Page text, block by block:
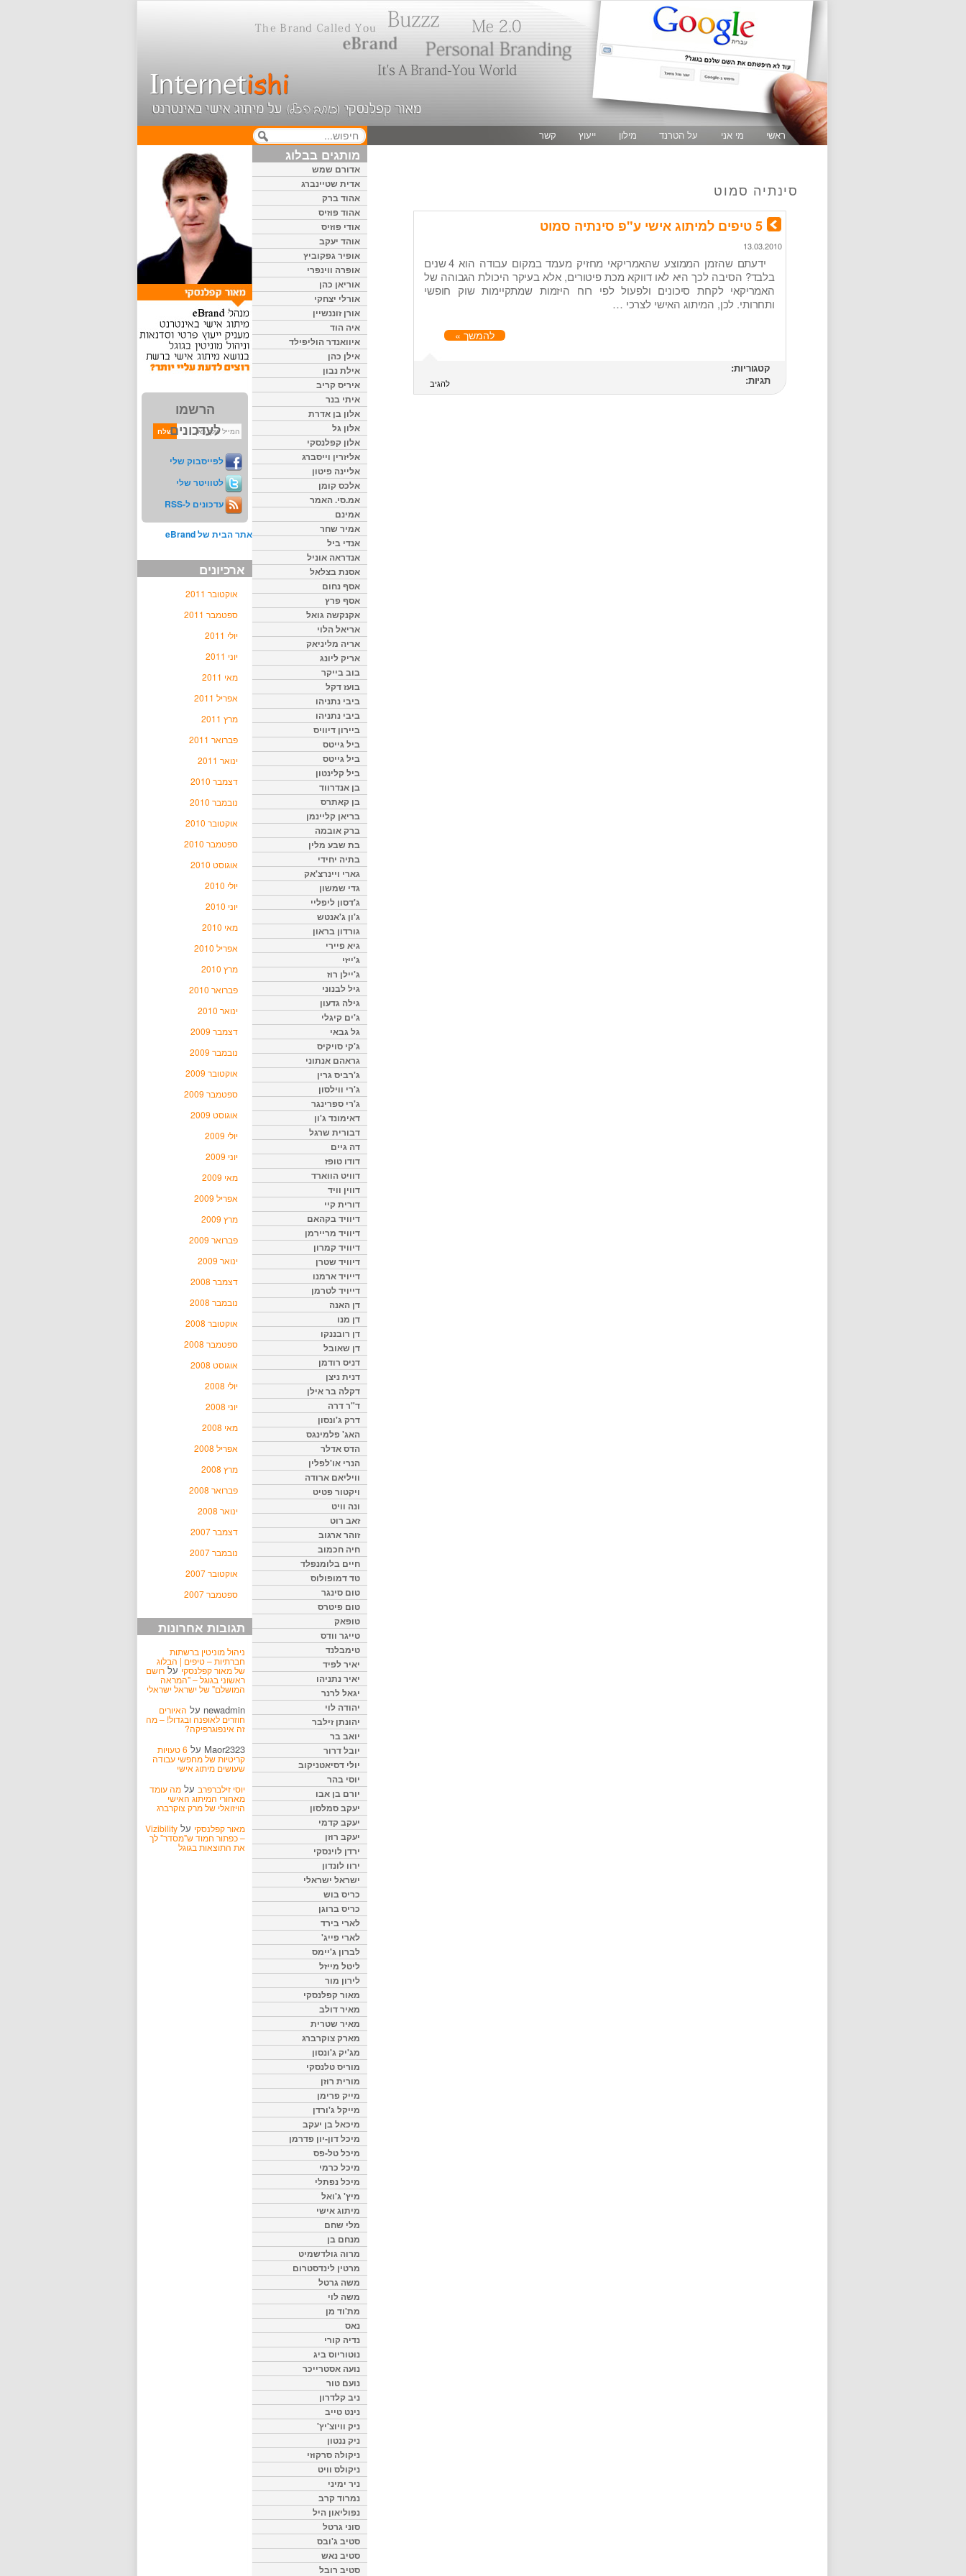
ראשי מי אני על הטרנד מילון ייעוץ קשר
סינתיה סמוט
5 טיפים למיתוג אישי ע"פ סינתיה סמוט
13.03.2010
ידעתם שהזמן הממוצע שהאמריקאי מחזיק מעמד במקום עבודה הוא 4 שנים
בלבד? הסיבה לכך היא לאו דווקא מכת פיטורים, אלא בעיקר היכולת הגבוהה של
האמריקאי לקחת סיכונים ולפעול לפי רוח היזמות שמתקיימות שוק חופשי
ותחרותי. לכן, המיתוג האישי לצרכי …
להמשך »
קטגוריות:
תגיות:
להגיב
הרשמו
לעדכונים
לפייסבוק שלי
לטוויטר שלי
עדכונים ל-RSS
אתר הבית של eBrand
ארכיונים
אוקטובר 2011
ספטמבר 2011
יולי 2011
יוני 2011
מאי 2011
אפריל 2011
מרץ 2011
פברואר 2011
ינואר 2011
דצמבר 2010
נובמבר 2010
אוקטובר 2010
ספטמבר 2010
אוגוסט 2010
יולי 2010
יוני 2010
מאי 2010
אפריל 2010
מרץ 2010
פברואר 2010
ינואר 2010
דצמבר 2009
נובמבר 2009
אוקטובר 2009
ספטמבר 2009
אוגוסט 2009
יולי 2009
יוני 2009
מאי 2009
אפריל 2009
מרץ 2009
פברואר 2009
ינואר 2009
דצמבר 2008
נובמבר 2008
אוקטובר 2008
ספטמבר 2008
אוגוסט 2008
יולי 2008
יוני 2008
מאי 2008
אפריל 2008
מרץ 2008
פברואר 2008
ינואר 2008
דצמבר 2007
נובמבר 2007
אוקטובר 2007
ספטמבר 2007
תגובות אחרונות
ניהול מוניטין ברשתות
חברתיות – טיפים | הבלוג
של מאור קפלנסקיעל רושם
ראשוני בגוגל – "המראה
המושלם" של ישראל ישראלי
newadmin על האיורים
חוזרים לאופנה ובגדול! – מה
זה אינפוגרפיקה?
Maor2323 על 6 טעויות
קריטיות של מחפשי עבודה
שעושים מיתוג אישי
יוסי זילברפרב על מה עומד
מאחורי המיתוג האישי
הויזואלי של מרק צוקרברג
מאור קפלנסקי על Vizibility
– כפתור חמוד ש"מסדר" לך
את התוצאות בגוגל
מותגים בבלוג
אדורם שמש
אדית שטיינברג
אהוד ברק
אהוד פוזיס
אודי פוזיס
אוהד יעקב
אופיר גפקוביץ
אופרה ווינפרי
אוריאן כהן
אורלי יצחקי
אורן זוננשיין
איה הוד
איוואנדר הוליפילד
אילן כהן
אילת נבון
איריס קריב
איתי בנר
אלון בן אדרת
אלון גל
אלון קפלנסקי
אליזרין וייסברג
אליינה פיטון
אלכס קומן
אמ.סי. האמר
אמינם
אמיר שחר
אנדי ביל
אנדראה אוניל
אסנת בצלאל
אסף נחום
אסף פרץ
אקנקשה גואל
אריאל הלוי
אריה מליניאק
אריק ליונג
בוב בייקר
בועז דקל
ביבי נתניהו
ביבי נתניהו
ביירון דיוויס
ביל גייטס
ביל גייטס
ביל קלינטון
בן אנדרווד
בן קאתרס
בריאן קליינמן
ברק אובמה
בת שבע מלין
בתיה יחידי
גארי ויינרצ'אק
גדי שמשון
ג'דסון ליפליי
ג'ון ג'אנטש
גורדון בראון
גיא פיירי
ג'ייזי
ג'יילן רוז
גיל לבנוני
גילה גדעון
ג'ים קיגלי
גל גבאי
ג'קי סויקיס
גראהם אנתוני
ג'רביס גרין
ג'רי ווילסון
ג'רי ספרינגר
דאימונד ג'ון
דבורית שרגל
דה גיים
דודו טופז
דוויט הווארד
דווין וויד
דורית קיי
דיוויד בקהאם
דיוויד מריירמן
דיוויד קמרון
דיוויד שטרן
דייויד ארמנו
דייויד לטרמן
דן האנה
דן מנו
דן רובננקו
דן שאובל
דניס רודמן
דנית ניצן
דקלה בר אילן
ד"ר דרה
דרק ג'ונסון
האג' פלמינגס
הדס אדלר
הנרי או'לפלין
וויליאם ארודה
ויקטור פטיט
ונה וויט
זאב רוט
זוהר ארגוב
חיה חכמוב
חיים בלומנפלד
טד דמופולוס
טום סינגר
טום פיטרס
טופאק
טייגר וודס
טימבלנד
יאיר לפיד
יאיר נתניהו
יגאל לרנר
יהודה לוי
יהונתן זילבר
יואב בר
יובל דרור
יולי דסיאטניקוב
יוסי בהר
יורם בן אבו
יעקב סמלסון
יעקב קדמי
יעקב רוזן
ירדן לוינסקי
ירוו לונדון
ישראל ישראלי
כריס בוש
כריס ברוגן
לארי בירד
לארי פייג'
לברון ג'יימס
ליטל מייזל
לירון מור
מאור קפלנסקי
מאיר דולב
מאיר שטרית
מארק צוקרברג
מג'יק ג'ונסון
מוריס טלנסקי
מורית רוזן
מייק פרימן
מייקל ג'ורדן
מיכאל בן יעקב
מיכל דון-יון פדרמן
מיכל טל-פס
מיכל כרמי
מיכל נפתלי
מיץ' ג'ואל
מיתוג אישי
מלי שחם
מנחם בן
מרוה גולדשמיט
מרטין לינדסטרום
משה גרטל
משה לוי
מת'וד מן
נאס
נדיה קורי
נוטוריוס ביג
נועה אסטרייכר
נועם טור
ניב קלדרון
נינט טייב
ניק וויוצ'יץ'
ניק ננטון
ניקולה סרקוזי
ניקולס וויט
ניר ימיני
נמרוד קרב
נפוליאון היל
סוני גרטל
סטיב ג'ובס
סטיב נאש
סטיב רובל